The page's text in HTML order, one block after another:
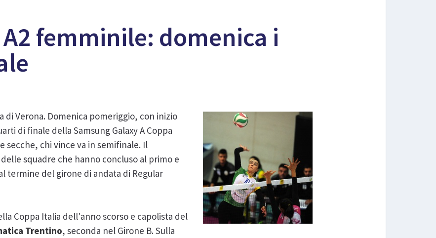
femminile: domenica i
di Verona. Domenica pomeriggio, con inizio
di finale della Samsung Galaxy A Coppa
secche, chi vince va in semifinale. Il
squadre che hanno concluso al primo e
termine del girone di andata di Regular
Coppa Italia dell'anno scorso e capolista del
Trentino, seconda nel Girone B. Sulla